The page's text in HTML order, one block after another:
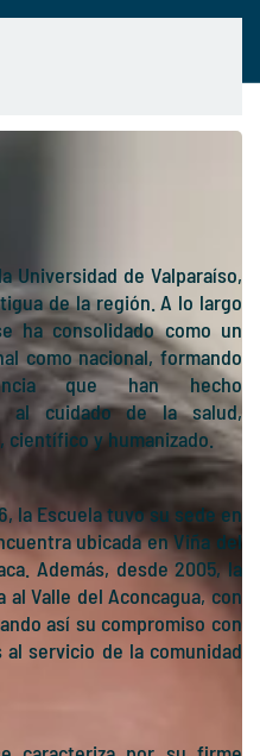
Universidad de Valparaíso,
de la región. A lo largo
ha consolidado como un
como nacional, formando
que han hecho
al cuidado de la salud,
y humanizado.
la Escuela tuvo su sede en
ubicada en Viña del
Además, desde 2005, la
Valle del Aconcagua, con
así su compromiso con
servicio de la comunidad